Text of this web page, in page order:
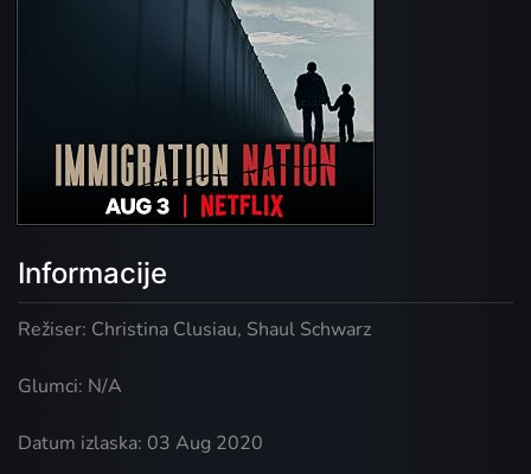
Informacije
Režiser: Christina Clusiau, Shaul Schwarz
Glumci: N/A
Datum izlaska: 03 Aug 2020